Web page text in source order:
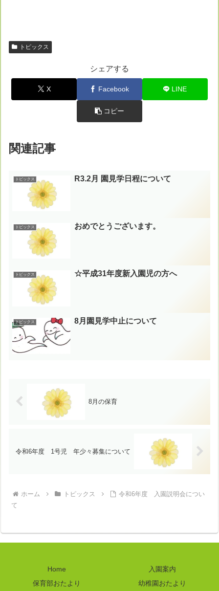
トピックス
シェアする
X Facebook LINE
コピー
関連記事
トピックス R3.2月 園見学日程について
トピックス おめでとうございます。
トピックス ☆平成31年度新入園児の方へ
トピックス 8月園見学中止について
8月の保育
令和6年度 1号児 年少々募集について
ホーム トピックス
令和6年度 入園説明会につい
て
Home
入園案内
保育部おたより
幼稚園おたより